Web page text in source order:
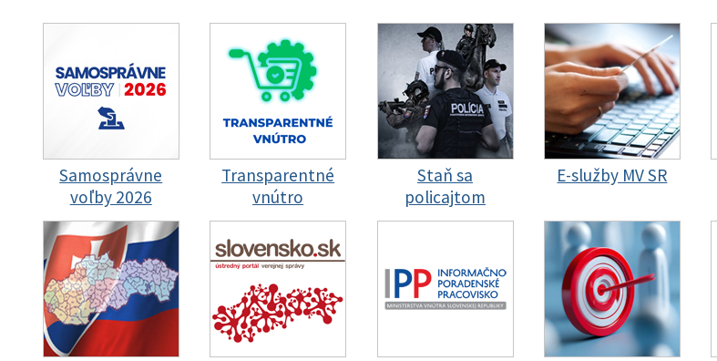
Samosprávne
voľby 2026
Transparentné
vnútro
Staň sa
policajtom
E-služby MV SR